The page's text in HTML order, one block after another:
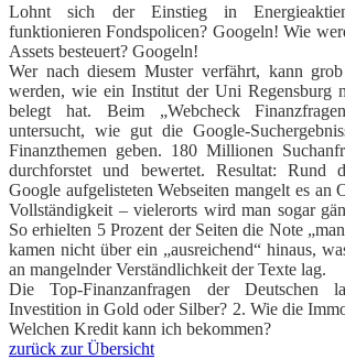
Lohnt sich der Einstieg in
funktionieren Fondspolicen? Googeln! Wie
Assets besteuert? Googeln!
Wer nach diesem Muster verfährt, kann
werden, wie ein Institut der Uni Regensburg
belegt hat. Beim „Webcheck
untersucht, wie gut die Google-
Finanzthemen geben. 180 Millionen
durchforstet und bewertet. Resultat: Rund
Google aufgelisteten Webseiten mangelt es an
Vollständigkeit – vielerorts wird man sogar
So erhielten 5 Prozent der Seiten die Note
kamen nicht über ein „ausreichend“ hinaus,
an mangelnder Verständlichkeit der Texte lag.
Die Top-Finanzanfragen der Deutschen
Investition in Gold oder Silber? 2. Wie die
Welchen Kredit kann ich bekommen?
zurück zur Übersicht